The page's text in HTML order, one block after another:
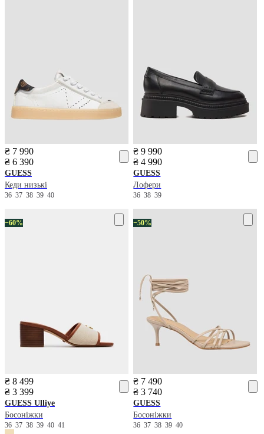
₴ 7 990
₴ 6 390
GUESS
Кеди низькі
36 37 38 39 40
₴ 9 990
₴ 4 990
GUESS
Лофери
363839
−60%
₴ 8 499
₴ 3 399
GUESS Ulliye
Босоніжки
36 37 38 39 40 41
−50%
₴ 7 490
₴ 3 740
GUESS
Босоніжки
3637383940